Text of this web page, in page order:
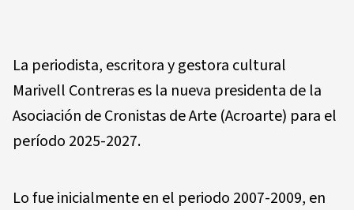
La periodista, escritora y gestora cultural
Marivell Contreras es la nueva presidenta de la
Asociación de Cronistas de Arte (Acroarte) para el
período 2025-2027.
Lo fue inicialmente en el periodo 2007-2009, en